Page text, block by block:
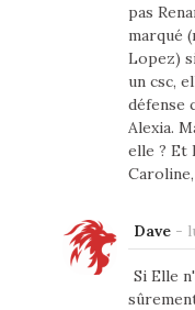
pas
marqué
Lopez)
un csc,
défense
Alexia.
elle ? Et
Dave-
Si Elle